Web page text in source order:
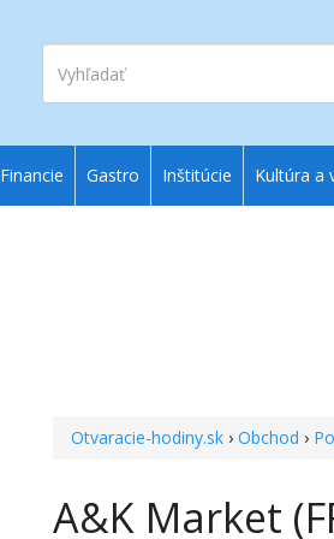
Vyhľadať
Otvaracie-hodiny.sk ›Obchod ›
A&K Market
Financie Gastro Inštitúcie Kultúra a